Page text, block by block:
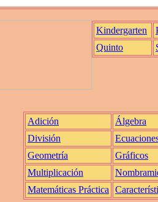
Kindergarten
Quinto
Adición
Álgebra
División
Geometría
Gráficos
Multiplicación
Matemáticas Práctica